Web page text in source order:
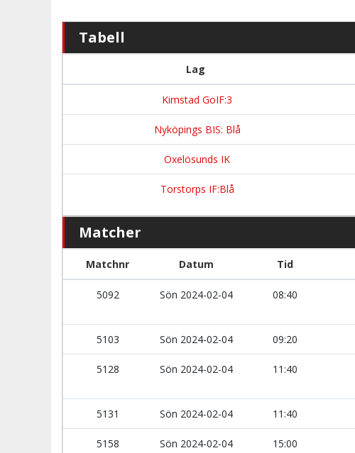
Tabell
Lag
Kimstad GoIF:3
Nyköpings BIS: Blå
Oxelösunds IK
Torstorps IF:Blå
Matcher
Matchnr Datum Tid
5092 Sön 2024-02-04 08:40
5103 Sön 2024-02-04 09:20
5128 Sön 2024-02-04 11:40
5131 Sön 2024-02-04 11:40
5158 Sön 2024-02-04 15:00